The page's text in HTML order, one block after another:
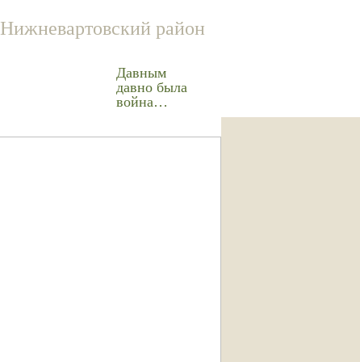
Нижневартовский район
Давным
давно была
война…